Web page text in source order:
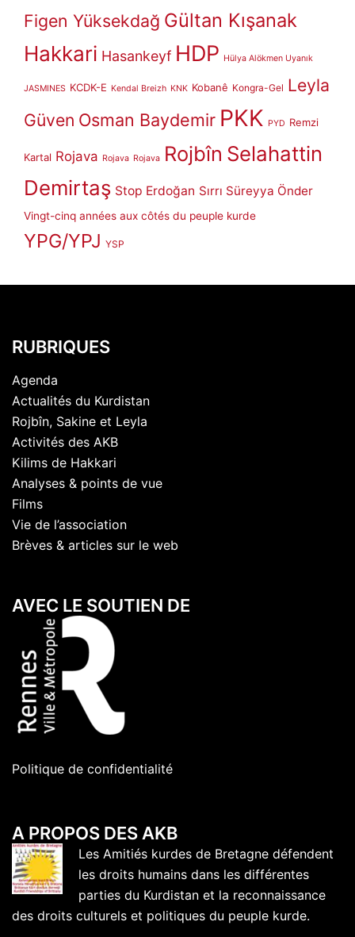
Figen Yüksekdağ Gültan Kışanak
Hakkari Hasankeyf HDP Hülya Alökmen Uyanık
JASMINES KCDK-E Kendal Breizh KNK Kobanê Kongra-Gel Leyla
Güven Osman Baydemir PKK PYD Remzi
Kartal Rojava Rojava Rojava Rojbîn Selahattin
Demirtaş Stop Erdoğan Sırrı Süreyya Önder
Vingt-cinq années aux côtés du peuple kurde
YPG/YPJ YSP
RUBRIQUES
Agenda
Actualités du Kurdistan
Rojbîn, Sakine et Leyla
Activités des AKB
Kilims de Hakkari
Analyses & points de vue
Films
Vie de l’association
Brèves & articles sur le web
AVEC LE SOUTIEN DE
Politique de confidentialité
A PROPOS DES AKB
Les Amitiés kurdes de Bretagne défendent
les droits humains dans les différentes
parties du Kurdistan et la reconnaissance
des droits culturels et politiques du peuple kurde.